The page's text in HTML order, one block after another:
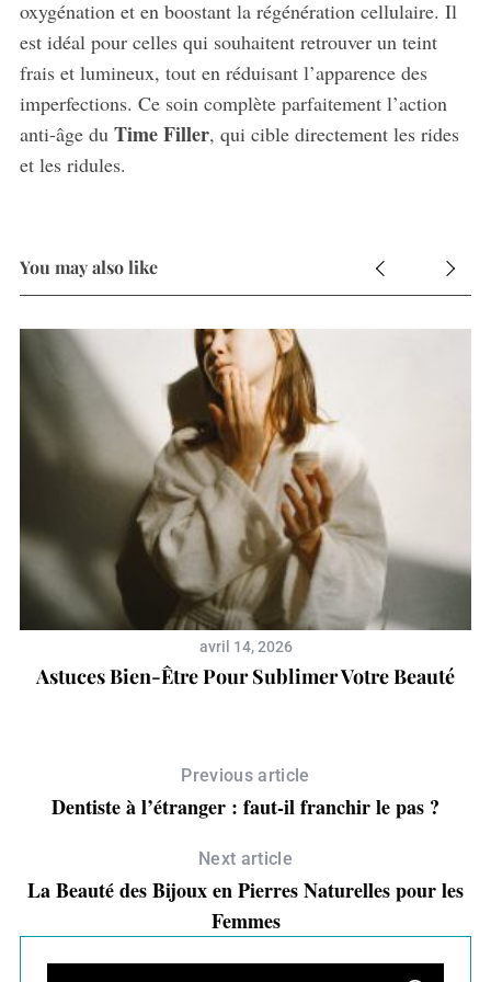
oxygénation et en boostant la régénération cellulaire. Il
est idéal pour celles qui souhaitent retrouver un teint
frais et lumineux, tout en réduisant l’apparence des
imperfections. Ce soin complète parfaitement l’action
anti-âge du Time Filler, qui cible directement les rides
et les ridules.
You may also like
avril 14, 2026
Astuces Bien-Être Pour Sublimer Votre Beauté
Previous article
Dentiste à l’étranger : faut-il franchir le pas ?
Next article
La Beauté des Bijoux en Pierres Naturelles pour les
Femmes